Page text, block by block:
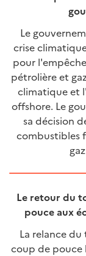
Le
crise
pour
pétrolière et
climatique et
offshore. Le
sa décision
combustibles
Le retour du
pouce aux
La relance
coup de pouce